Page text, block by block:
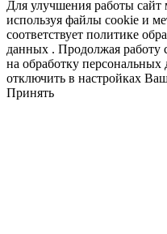
Для улучшения работы сайт
используя файлы cookie и
соответствует политике
данных . Продолжая работу
на обработку
отключить в настройках
Принять